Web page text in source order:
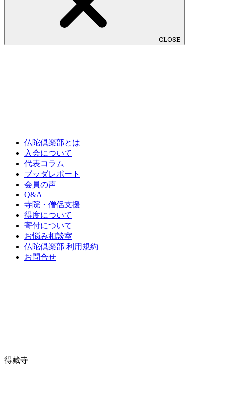
CLOSE
仏陀倶楽部とは
入会について
代表コラム
ブッダレポート
会員の声
Q&A
寺院・僧侶支援
得度について
寄付について
お悩み相談室
仏陀倶楽部 利用規約
お問合せ
得藏寺